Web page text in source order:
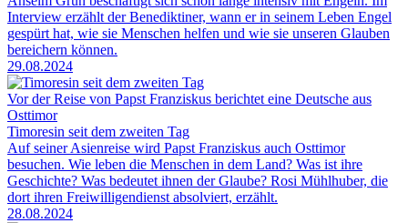
Interview erzählt der Benediktiner, wann er in seinem Leben Engel
gespürt hat, wie sie Menschen helfen und wie sie unseren Glauben
bereichern können.
29.08.2024
Vor der Reise von Papst Franziskus berichtet eine Deutsche aus
Osttimor
Timoresin seit dem zweiten Tag
Auf seiner Asienreise wird Papst Franziskus auch Osttimor
besuchen. Wie leben die Menschen in dem Land? Was ist ihre
Geschichte? Was bedeutet ihnen der Glaube? Rosi Mühlhuber, die
dort ihren Freiwilligendienst absolviert, erzählt.
28.08.2024